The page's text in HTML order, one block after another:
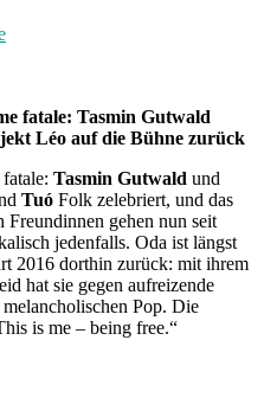
fatale: Tasmin Gutwald
Léo auf die Bühne zurück
Tasmin Gutwald und
Tuó Folk zelebriert, und das
gehen nun seit
jedenfalls. Oda ist längst
2016 dorthin zurück: mit ihrem
hat sie gegen aufreizende
Pop. Die
is me – being free.“